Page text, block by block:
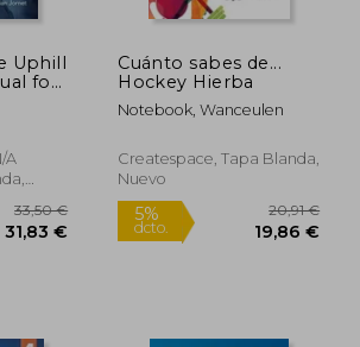
Uphill
for
A
Cuánto sabes de...
Hockey Hierba
Notebook, Wanceulen
Createspace, Tapa Blanda,
Nuevo